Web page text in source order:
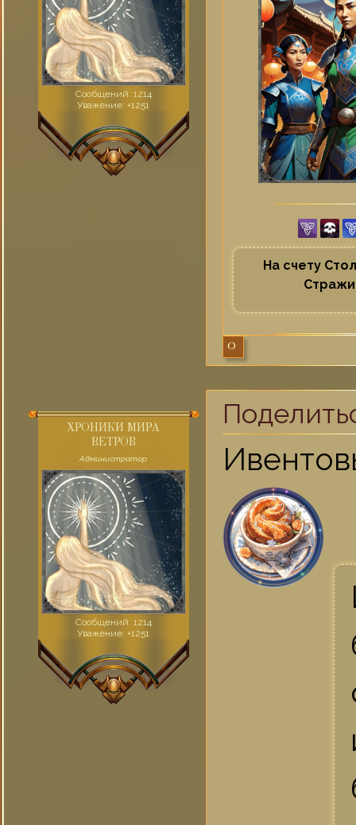
Сообщений: 1214
Уважение: +1251
На счету
Стражи
0
ХРОНИКИ МИРА
ВЕТРОВ
Администратор
Сообщений: 1214
Уважение: +1251